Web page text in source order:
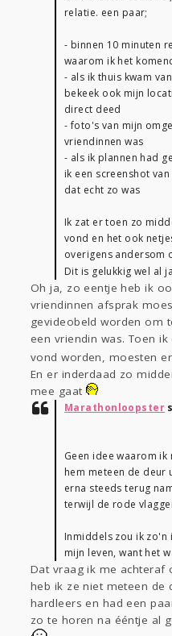
relatie. een paar;
- binnen 10 minuten
waarom ik het
- als ik thuis kwam
bekeek ook mijn
direct deed
- foto's van mijn
vriendinnen was
- als ik plannen had
ik een screenshot
dat echt zo was
Ik zat er toen zo
vond en het ook
overigens andersom
Dit is gelukkig wel al
Oh ja, zo eentje heb ik
vriendinnen afsprak
gevideobeld worden om
een vriendin was. Toen
vond worden, moesten
En er inderdaad zo
mee gaat
Marathonloopster
Geen idee waarom
hem meteen de deur
erna steeds terug
terwijl de rode
Inmiddels zou ik
mijn leven, want het
Dat vraag ik me achteraf
heb ik ze niet meteen de
hardleers en had een
zo te horen na ééntje al